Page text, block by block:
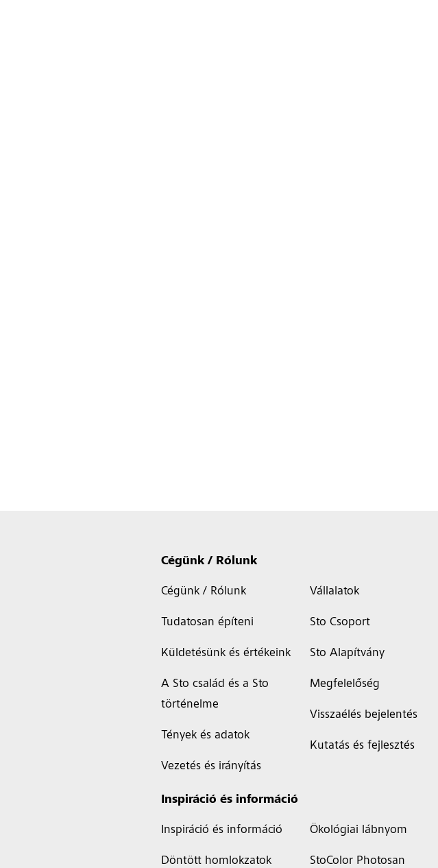
Cégünk / Rólunk
Cégünk / Rólunk
Tudatosan építeni
Küldetésünk és értékeink
A Sto család és a Sto
történelme
Tények és adatok
Vezetés és irányítás
Vállalatok
Sto Csoport
Sto Alapítvány
Megfelelőség
Visszaélés bejelentés
Kutatás és fejlesztés
Inspiráció és információ
Inspiráció és információ
Döntött homlokzatok
Ökológiai lábnyom
StoColor Photosan